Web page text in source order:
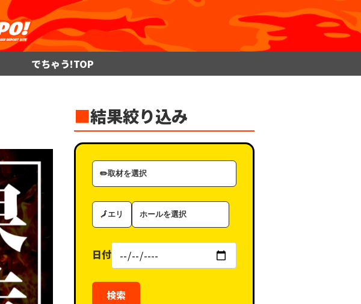
でちゃう!TOP
■結果絞り込み
取
材
ゴ
ー
エ
リ
ホ
ー
（タ
グ）
日付
検索